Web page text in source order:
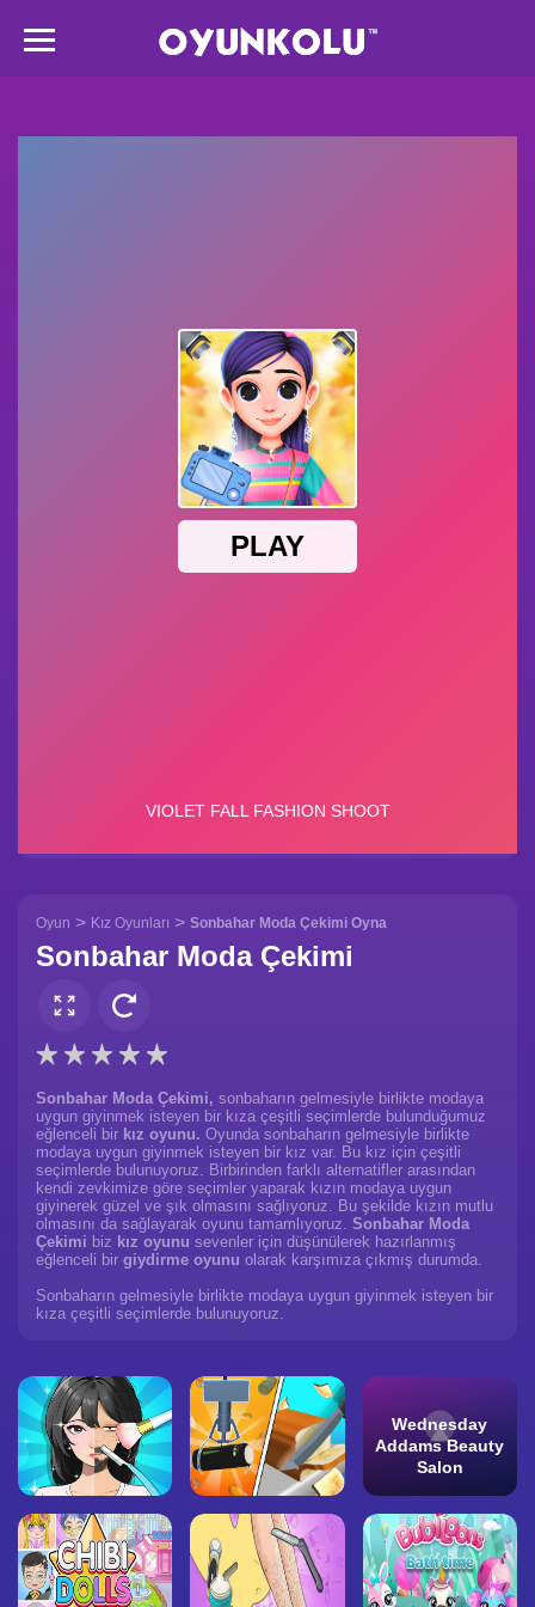
Oyun > Kız Oyunları > Sonbahar Moda Çekimi Oyna
Sonbahar Moda Çekimi
Sonbahar Moda Çekimi, sonbaharın gelmesiyle birlikte modaya
uygun giyinmek isteyen bir kıza çeşitli seçimlerde bulunduğumuz
eğlenceli bir kız oyunu. Oyunda sonbaharın gelmesiyle birlikte
modaya uygun giyinmek isteyen bir kız var. Bu kız için çeşitli
seçimlerde bulunuyoruz. Birbirinden farklı alternatifler arasından
kendi zevkimize göre seçimler yaparak kızın modaya uygun
giyinerek güzel ve şık olmasını sağlıyoruz. Bu şekilde kızın mutlu
olmasını da sağlayarak oyunu tamamlıyoruz. Sonbahar Moda
Çekimi biz kız oyunu sevenler için düşünülerek hazırlanmış
eğlenceli bir giydirme oyunu olarak karşımıza çıkmış durumda.
Sonbaharın gelmesiyle birlikte modaya uygun giyinmek isteyen bir
kıza çeşitli seçimlerde bulunuyoruz.
Wednesday
Addams Beauty
Salon